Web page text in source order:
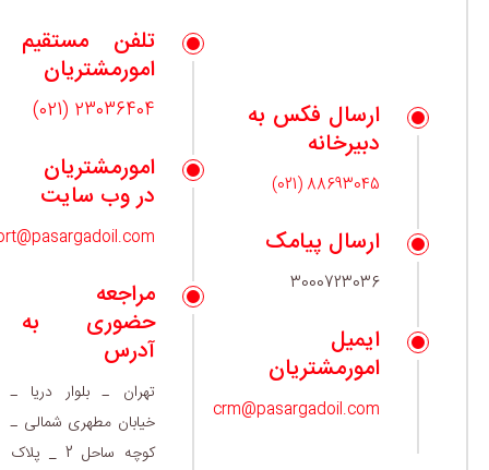
ارسال فکس به
دبیرخانه
88693045 (021)
ارسال پیامک
3000723036
ایمیل
امورمشتریان
crm@pasargadoil.com
تلفن مستقیم
امورمشتریان
23036404 (021)
امورمشتریان
در وب سایت
مراجعه
حضوری به
آدرس
تهران ـ بلوار دریا ـ
خیابان مطهری شمالی ـ
کوچه ساحل 2 _ پلاک